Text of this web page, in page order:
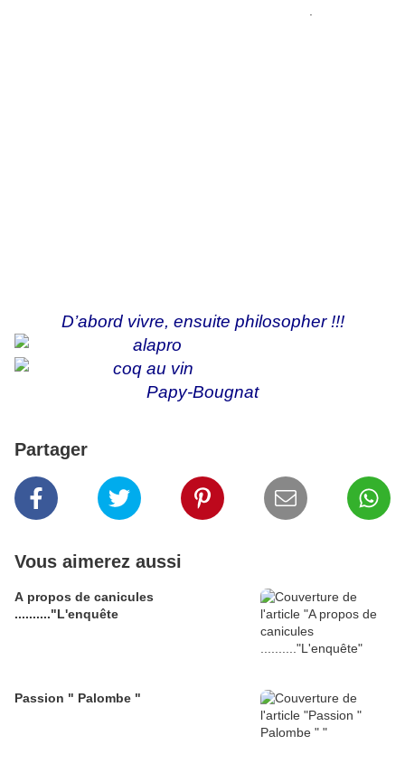
D’abord vivre, ensuite philosopher !!!
Papy-Bougnat
Partager
Vous aimerez aussi
A propos de canicules
.........."L'enquête
Passion " Palombe "